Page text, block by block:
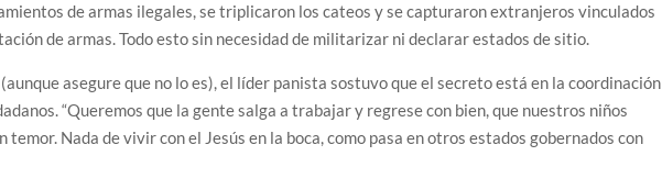
de armas ilegales, se triplicaron los cateos y se capturaron extranjeros vinculados
de armas. Todo esto sin necesidad de militarizar ni declarar estados de sitio.
asegure que no lo es), el líder panista sostuvo que el secreto está en la coordinación
“Queremos que la gente salga a trabajar y regrese con bien, que nuestros niños
temor. Nada de vivir con el Jesús en la boca, como pasa en otros estados gobernados con